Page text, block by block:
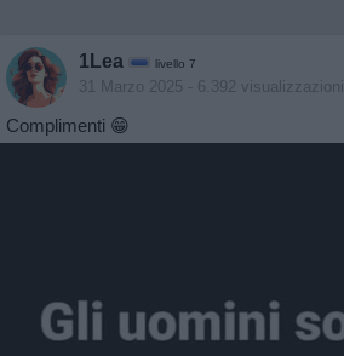
1Lea livello 7
31 Marzo 2025 - 6.392 visualizzazioni
Complimenti 😁